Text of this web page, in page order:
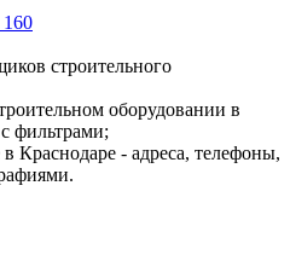
160
строительного
оборудовании в
фильтрами;
Краснодаре - адреса, телефоны,